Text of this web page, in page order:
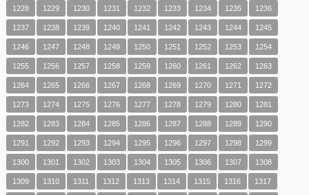
1228 1229 1230 1231 1232 1233 1234 1235 1236
1237 1238 1239 1240 1241 1242 1243 1244 1245
1246 1247 1248 1249 1250 1251 1252 1253 1254
1255 1256 1257 1258 1259 1260 1261 1262 1263
1264 1265 1266 1267 1268 1269 1270 1271 1272
1273 1274 1275 1276 1277 1278 1279 1280 1281
1282 1283 1284 1285 1286 1287 1288 1289 1290
1291 1292 1293 1294 1295 1296 1297 1298 1299
1300 1301 1302 1303 1304 1305 1306 1307 1308
1309 1310 1311 1312 1313 1314 1315 1316 1317